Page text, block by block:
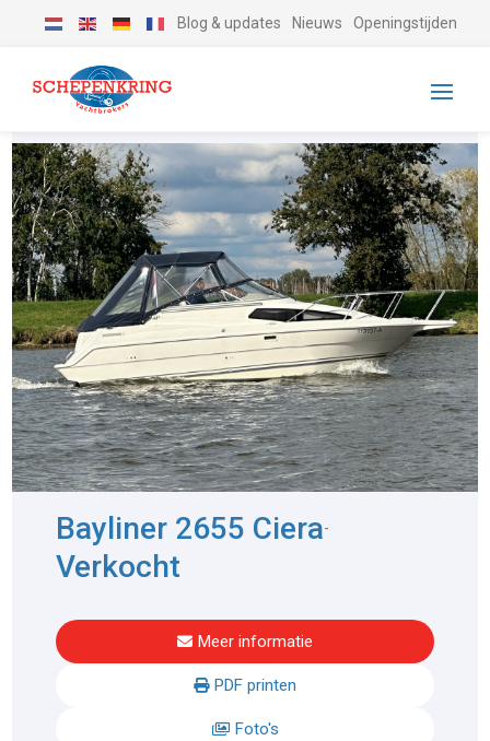
Blog & updates Nieuws Openingstijden
Bayliner 2655 Ciera-
Verkocht
Meer informatie
PDF printen
Foto's